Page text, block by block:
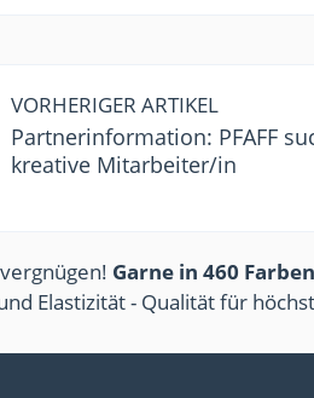
VORHERIGER ARTIKEL
Partnerinformation: PFAFF
kreative Mitarbeiter/in
Garne in 460 Farben
Elastizität - Qualität für